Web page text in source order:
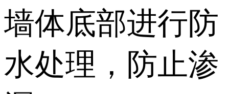
墙体底部进行防
水处理，防止渗